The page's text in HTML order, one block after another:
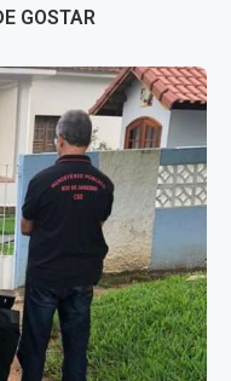
GOSTAR